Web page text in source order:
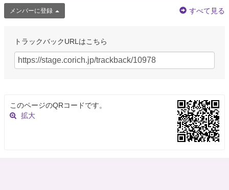
メンバーに登録 すべて見る
トラックバックURLはこちら
このページのQRコードです。
拡大